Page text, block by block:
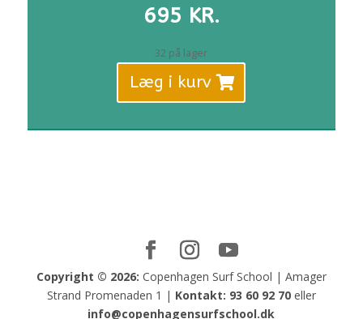
695 KR.
32 på lager
Læg i kurv
Copyright © 2026: Copenhagen Surf School | Amager
Strand Promenaden 1 | Kontakt: 93 60 92 70eller
info@copenhagensurfschool.dk